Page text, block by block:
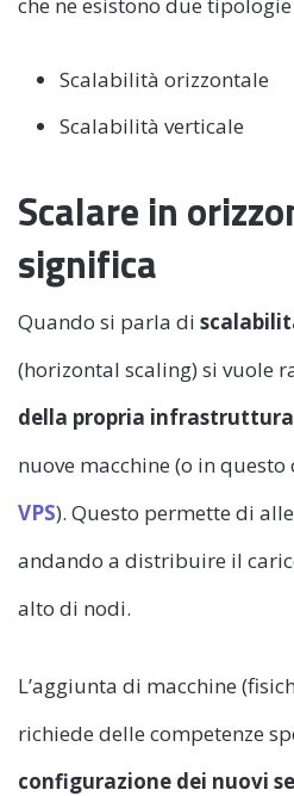
che ne esistono due
Scalabilità orizzontale
Scalabilità verticale
Scalare in
significa
Quando si parla di
(horizontal scaling) si vuole
della propria infrastruttura
nuove macchine (o in questo
VPS). Questo permette di
andando a distribuire il
alto di nodi.
L’aggiunta di macchine
richiede delle competenze
configurazione dei nuovi